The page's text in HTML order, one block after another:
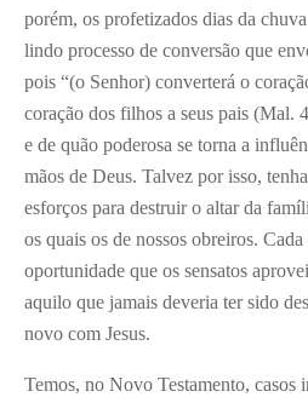
porém, os profetizados dias da
lindo processo de conversão que
pois “(o Senhor) converterá o
coração dos filhos a seus pais (Mal.
e de quão poderosa se torna a
mãos de Deus. Talvez por isso,
esforços para destruir o altar da
os quais os de nossos obreiros.
oportunidade que os sensatos
aquilo que jamais deveria ter sido
novo com Jesus.
Temos, no Novo Testamento, casos